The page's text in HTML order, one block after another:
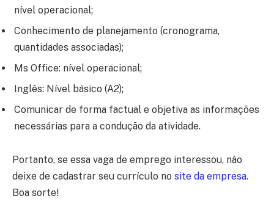
nível operacional;
Conhecimento de planejamento (cronograma,
quantidades associadas);
Ms Office: nível operacional;
Inglês: Nível básico (A2);
Comunicar de forma factual e objetiva as informações
necessárias para a condução da atividade.
Portanto, se essa vaga de emprego interessou, não
deixe de cadastrar seu currículo no site da empresa.
Boa sorte!